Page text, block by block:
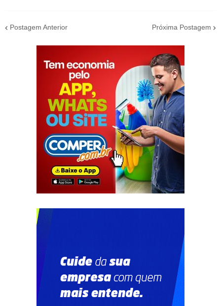
Postagem Anterior Próxima Postagem